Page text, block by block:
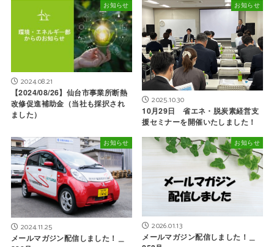
お知らせ
2024.08.21
【2024/08/26】仙台市事業所断熱
改修促進補助金（当社も採択され
ました）
お知らせ
2025.10.30
10月29日 省エネ・脱炭素経営支
援セミナーを開催いたしました！
お知らせ
2024.11.25
メールマガジン配信しました！＿
お知らせ
2026.01.13
メールマガジン配信しました！＿